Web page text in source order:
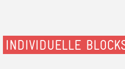
INDIVIDUELLE